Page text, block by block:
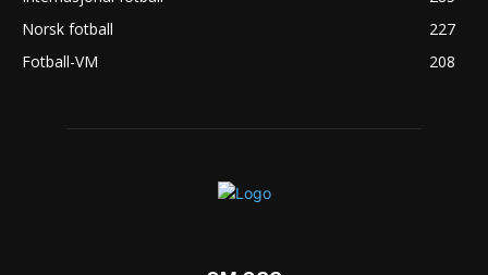
Norsk fotball
227
Fotball-VM
208